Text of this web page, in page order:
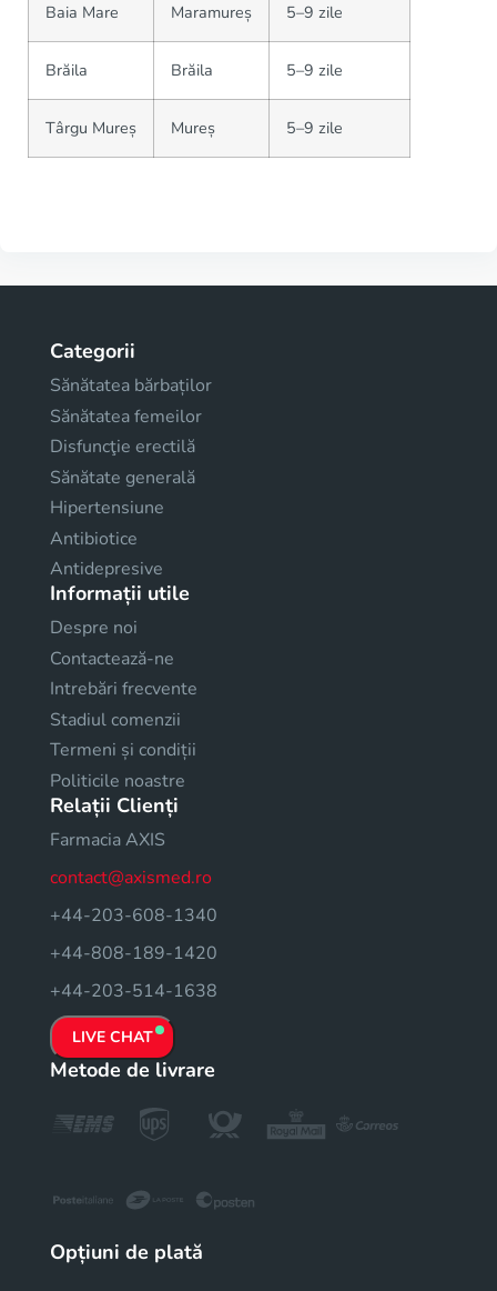
Baia Mare Maramureș 5–9 zile
Brăila Brăila 5–9 zile
Târgu Mureș Mureș 5–9 zile
Categorii
Sănătatea bărbaților
Sănătatea femeilor
Disfuncţie erectilă
Sănătate generală
Hipertensiune
Antibiotice
Antidepresive
Informații utile
Despre noi
Contactează-ne
Intrebări frecvente
Stadiul comenzii
Termeni și condiții
Politicile noastre
Relații Clienți
Farmacia AXIS
contact@axismed.ro
+44-203-608-1340
+44-808-189-1420
+44-203-514-1638
LIVE CHAT
Metode de livrare
Opțiuni de plată